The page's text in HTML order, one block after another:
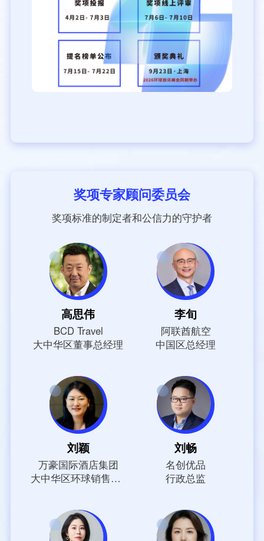
奖项专家顾问委员会
奖项标准的制定者和公信力的守护者
高思伟
BCD Travel
大中华区董事总经理
李旬
阿联酋航空
中国区总经理
刘颖
万豪国际酒店集团
大中华区环球销售及客户销售副总裁
刘畅
名创优品
行政总监